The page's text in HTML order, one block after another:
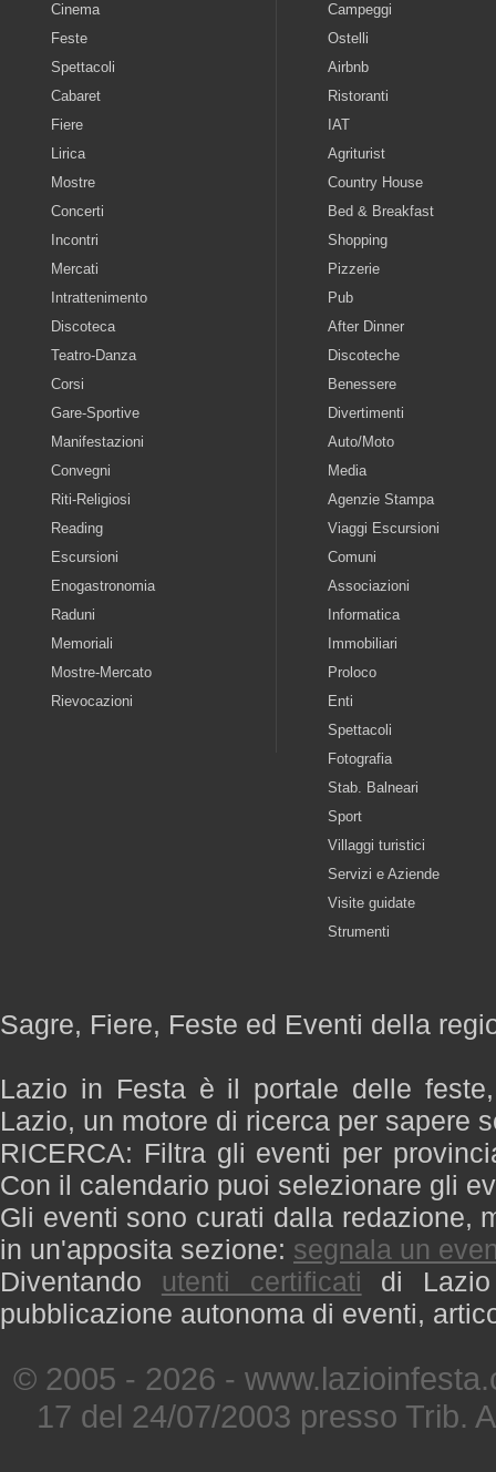
Cinema
Feste
Spettacoli
Cabaret
Fiere
Lirica
Mostre
Concerti
Incontri
Mercati
Intrattenimento
Discoteca
Teatro-Danza
Corsi
Gare-Sportive
Manifestazioni
Convegni
Riti-Religiosi
Reading
Escursioni
Enogastronomia
Raduni
Memoriali
Mostre-Mercato
Rievocazioni
Campeggi
Ostelli
Airbnb
Ristoranti
IAT
Agriturist
Country House
Bed & Breakfast
Shopping
Pizzerie
Pub
After Dinner
Discoteche
Benessere
Divertimenti
Auto/Moto
Media
Agenzie Stampa
Viaggi Escursioni
Comuni
Associazioni
Informatica
Immobiliari
Proloco
Enti
Spettacoli
Fotografia
Stab. Balneari
Sport
Villaggi turistici
Servizi e Aziende
Visite guidate
Strumenti
Sagre, Fiere, Feste ed Eventi della
Lazio in Festa è il portale delle
Lazio, un motore di ricerca per sapere
RICERCA: Filtra gli eventi per
Con il calendario puoi selezionare gli
Gli eventi sono curati dalla redazione,
in un'apposita sezione: segnala un
Diventando utenti certificati di
pubblicazione autonoma di eventi,
© 2005 - 2026 -
17 del 24/07/2003 presso Trib.